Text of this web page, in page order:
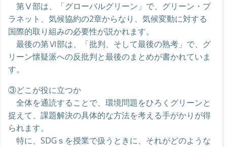
第Ⅴ部は、「グローバルグリーン」で、グリーン・プ
ラネット、気候協約の2章からなり、気候変動に対する
国際的取り組みの必要性が説かれます。
最後の第Ⅵ部は、「批判、そして最後の熟考」で、グ
リーン懐疑派への反批判と最後のまとめが書かれていま
す。
③どこが役に立つか
全体を通読することで、環境問題をひろくグリーンと
捉えて、課題解決の具体的な方法を考える手がかりが得
られます。
特に、SDGｓを授業で扱うときに、それがどのような